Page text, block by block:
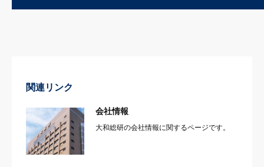
関連リンク
会社情報
大和総研の会社情報に関するページです。